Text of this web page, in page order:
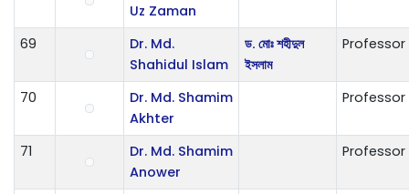
Uz Zaman
69
Dr. Md.
Shahidul Islam
ড. মোঃ শহীদুল
ইসলাম
Professor
70
Dr. Md. Shamim
Akhter
Professor
71
Dr. Md. Shamim
Anower
Professor